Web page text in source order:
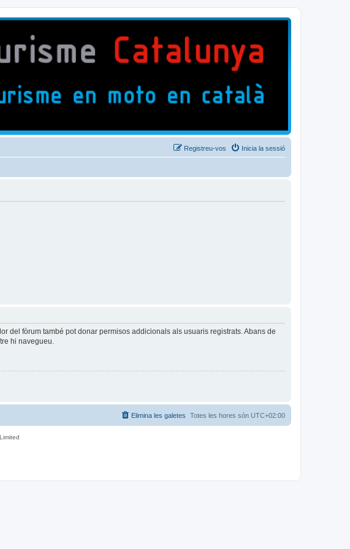
Inicia la sessió
Registreu-vos
del fòrum també pot donar permisos addicionals als usuaris registrats. Abans de
hi navegueu.
Totes les hores són UTC+02:00
Elimina les galetes